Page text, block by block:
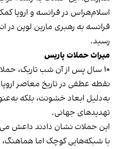
اسلام‌هراس در فرانسه و اروپا
رسید.
میراث حملات پاریس
۱۰ سال پس از آن شب تاریک،
نقطه‌ عطفی در تاریخ معاصر
به‌دلیل ابعاد خشونت، بلکه
تهدیدهای جهانی.
این حملات نشان دادند داعش
با شبکه‌هایی کوچک اما هماهنگ،